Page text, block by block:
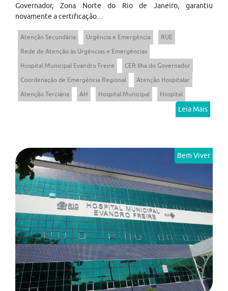
Governador, Zona Norte do Rio de Janeiro, garantiu
novamente a certificação...
Atenção Secundária Urgência e Emergência
RUE
Rede de Atenção às Urgências e Emergências
Hospital Municipal Evandro Freire
CER Ilha do Governador
Coordenação de Emergência Regional
Atenção Hospitalar
Atenção Terciária
AH Hospital Municipal Hospital
Leia Mais
Bem Viver